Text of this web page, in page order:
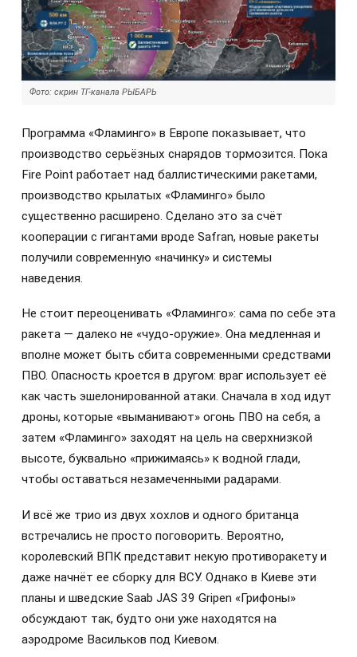
Фото: скрин ТГ-канала РЫБАРЬ
Программа «Фламинго» в Европе показывает, что
производство серьёзных снарядов тормозится. Пока
Fire Point работает над баллистическими ракетами,
производство крылатых «Фламинго» было
существенно расширено. Сделано это за счёт
кооперации с гигантами вроде Safran, новые ракеты
получили современную «начинку» и системы
наведения.
Не стоит переоценивать «Фламинго»: сама по себе эта
ракета — далеко не «чудо-оружие». Она медленная и
вполне может быть сбита современными средствами
ПВО. Опасность кроется в другом: враг использует её
как часть эшелонированной атаки. Сначала в ход идут
дроны, которые «выманивают» огонь ПВО на себя, а
затем «Фламинго» заходят на цель на сверхнизкой
высоте, буквально «прижимаясь» к водной глади,
чтобы оставаться незамеченными радарами.
И всё же трио из двух хохлов и одного британца
встречались не просто поговорить. Вероятно,
королевский ВПК представит некую противоракету и
даже начнёт ее сборку для ВСУ. Однако в Киеве эти
планы и шведские Saab JAS 39 Gripen «Грифоны»
обсуждают так, будто они уже находятся на
аэродроме Васильков под Киевом.